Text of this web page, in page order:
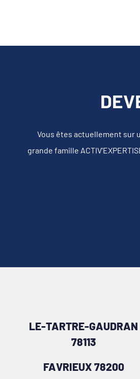
Vous êtes actuellement sur
grande famille
LE-TARTRE-GAUDRAN
78113
FAVRIEUX 78200